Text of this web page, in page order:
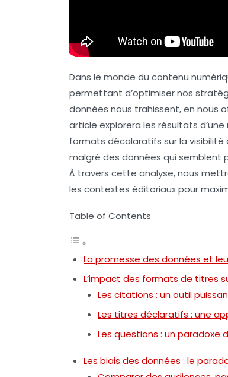
Dans le monde du contenu
permettant d’optimiser nos
données nous trahissent, en nous
article explorera les résultats
formats décalaratifs sur la visibilité
malgré des données qui semblent
À travers cette analyse, nous
les contextes éditoriaux pour
Table of Contents
La promesse des données et
L’impact des formats de titres
Les citations : un outil
Les titres déclaratifs : une
Les questions : un paradoxe
Les biais des données : le